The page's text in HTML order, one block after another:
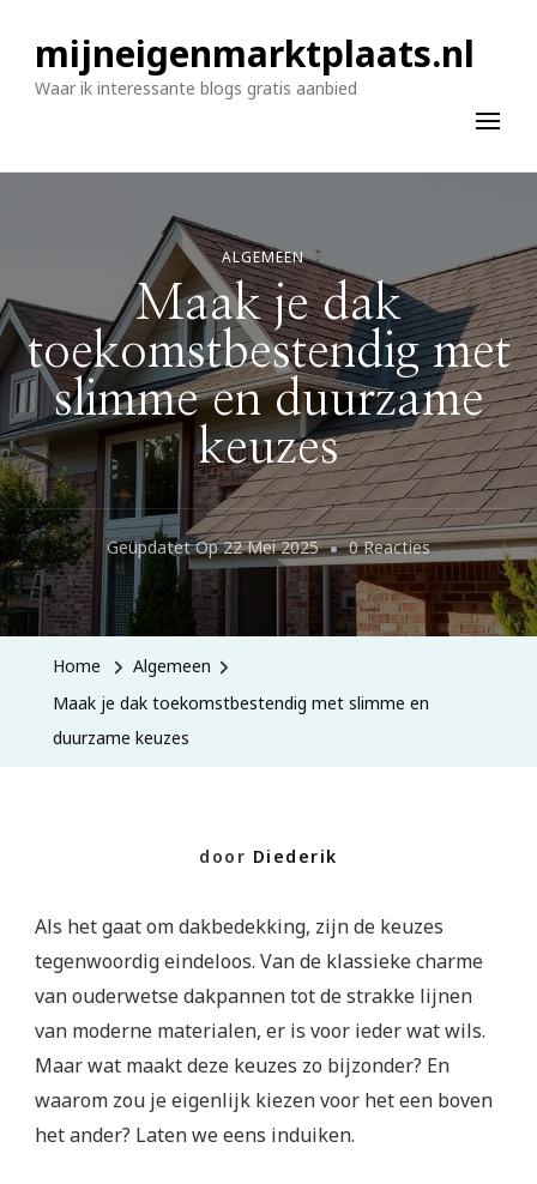
mijneigenmarktplaats.nl
Waar ik interessante blogs gratis aanbied
ALGEMEEN
Maak je dak
toekomstbestendig met
slimme en duurzame
keuzes
Geüpdatet Op22 Mei 2025 0 ReactiesOp
Maak
Je
Home
Algemeen
Maak je dak toekomstbestendig met slimme en
duurzame keuzes
door Diederik
Als het gaat om dakbedekking, zijn de keuzes
tegenwoordig eindeloos. Van de klassieke charme
van ouderwetse dakpannen tot de strakke lijnen
van moderne materialen, er is voor ieder wat wils.
Maar wat maakt deze keuzes zo bijzonder? En
waarom zou je eigenlijk kiezen voor het een boven
het ander? Laten we eens induiken.